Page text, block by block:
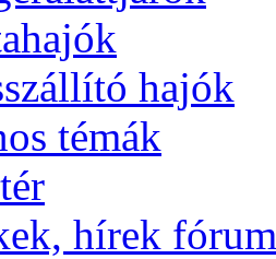
hajók
témák
hírek